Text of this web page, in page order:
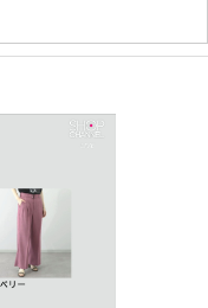
ポリエステル９
％
ポリウレタン
イビー、ラズベ